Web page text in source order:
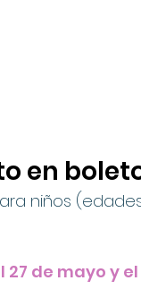
en
niños
de mayo y